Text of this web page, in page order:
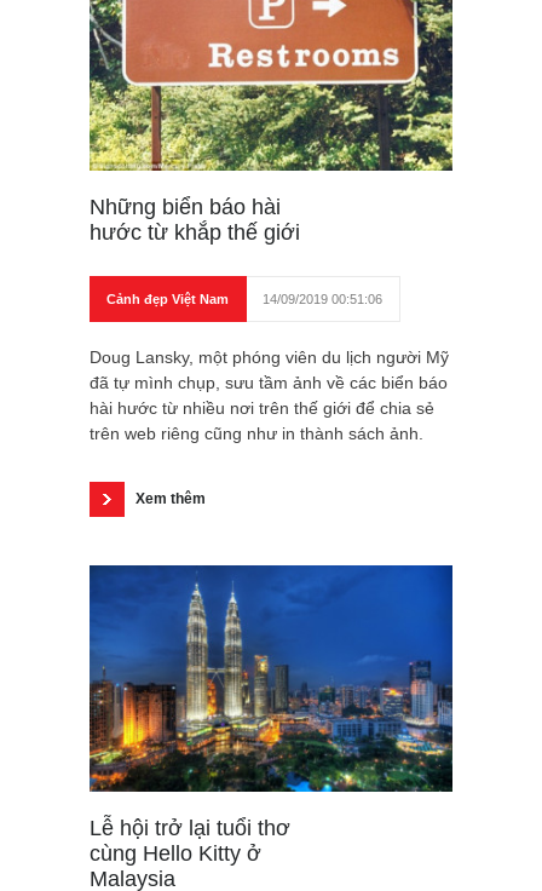
Những biển báo hài
hước từ khắp thế giới
Cảnh đẹp Việt Nam 14/09/2019 00:51:06
Doug Lansky, một phóng viên du lịch người Mỹ
đã tự mình chụp, sưu tầm ảnh về các biển báo
hài hước từ nhiều nơi trên thế giới để chia sẻ
trên web riêng cũng như in thành sách ảnh.
Xem thêm
Lễ hội trở lại tuổi thơ
cùng Hello Kitty ở
Malaysia